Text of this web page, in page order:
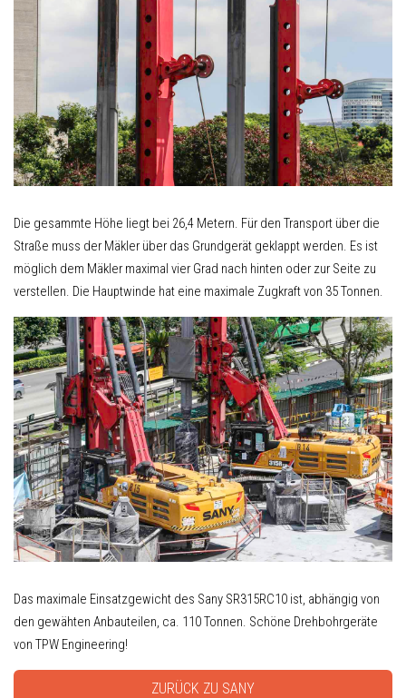
Die gesammte Höhe liegt bei 26,4 Metern. Für den Transport über die
Straße muss der Mäkler über das Grundgerät geklappt werden. Es ist
möglich dem Mäkler maximal vier Grad nach hinten oder zur Seite zu
verstellen. Die Hauptwinde hat eine maximale Zugkraft von 35 Tonnen.
Das maximale Einsatzgewicht des Sany SR315RC10 ist, abhängig von
den gewähten Anbauteilen, ca. 110 Tonnen. Schöne Drehbohrgeräte
von TPW Engineering!
ZURÜCK ZU SANY